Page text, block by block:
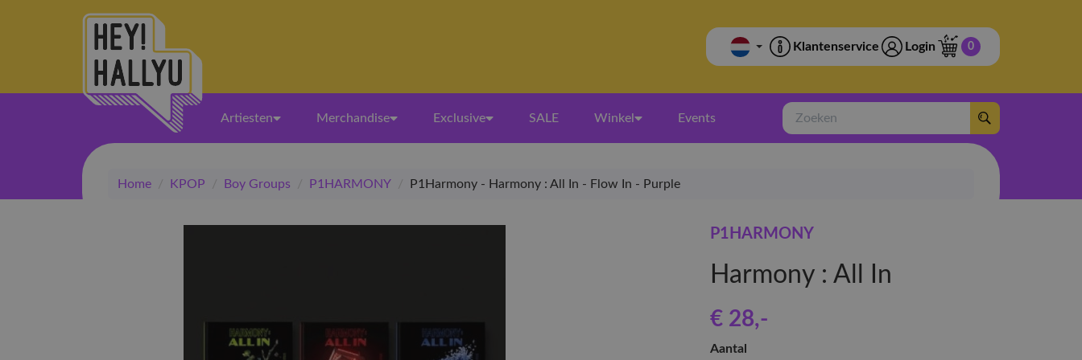
Klantenservice Login 0
Artiesten Merchandise Exclusive SALE Winkel Events
Zoeken
Home / KPOP / Boy Groups / P1HARMONY / P1Harmony - Harmony : All In - Flow In - Purple
P1HARMONY
Harmony : All In
€ 28,-
Aantal